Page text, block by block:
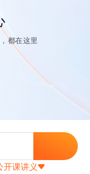
都在这里
开课讲义